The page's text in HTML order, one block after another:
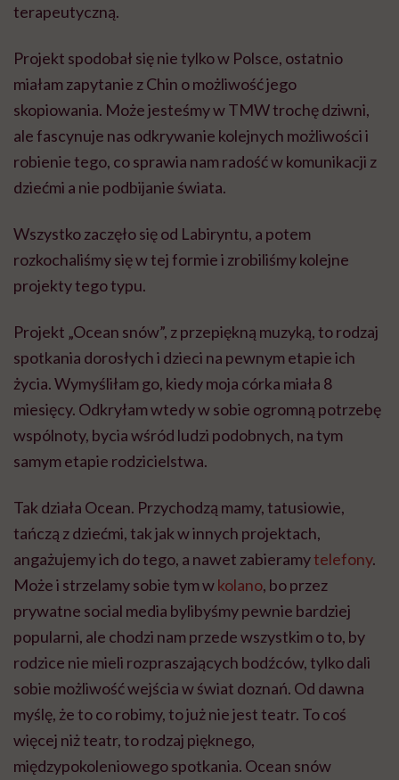
terapeutyczną.
Projekt spodobał się nie tylko w Polsce, ostatnio
miałam zapytanie z Chin o możliwość jego
skopiowania. Może jesteśmy w TMW trochę dziwni,
ale fascynuje nas odkrywanie kolejnych możliwości i
robienie tego, co sprawia nam radość w komunikacji z
dziećmi a nie podbijanie świata.
Wszystko zaczęło się od Labiryntu, a potem
rozkochaliśmy się w tej formie i zrobiliśmy kolejne
projekty tego typu.
Projekt „Ocean snów”, z przepiękną muzyką, to rodzaj
spotkania dorosłych i dzieci na pewnym etapie ich
życia. Wymyśliłam go, kiedy moja córka miała 8
miesięcy. Odkryłam wtedy w sobie ogromną potrzebę
wspólnoty, bycia wśród ludzi podobnych, na tym
samym etapie rodzicielstwa.
Tak działa Ocean. Przychodzą mamy, tatusiowie,
tańczą z dziećmi, tak jak w innych projektach,
angażujemy ich do tego, a nawet zabieramytelefony.
Może i strzelamy sobie tym wkolano, bo przez
prywatne social media bylibyśmy pewnie bardziej
popularni, ale chodzi nam przede wszystkim o to, by
rodzice nie mieli rozpraszających bodźców, tylko dali
sobie możliwość wejścia w świat doznań. Od dawna
myślę, że to co robimy, to już nie jest teatr. To coś
więcej niż teatr, to rodzaj pięknego,
międzypokoleniowego spotkania. Ocean snów